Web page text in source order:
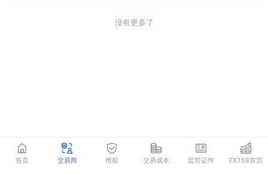
没有更多了
首页 交易商 维权 交易成本 监管证件 FX168首页